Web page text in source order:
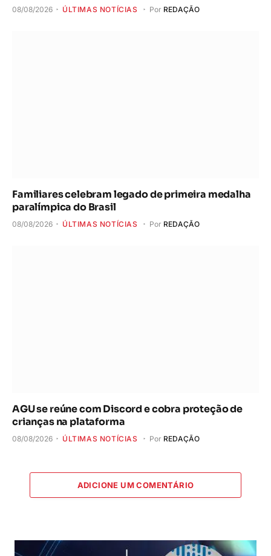
08/08/2026 ÚLTIMAS NOTÍCIAS Por REDAÇÃO
Familiares celebram legado de primeira medalha
paralímpica do Brasil
08/08/2026 ÚLTIMAS NOTÍCIAS Por REDAÇÃO
AGU se reúne com Discord e cobra proteção de
crianças na plataforma
08/08/2026 ÚLTIMAS NOTÍCIAS Por REDAÇÃO
ADICIONE UM COMENTÁRIO